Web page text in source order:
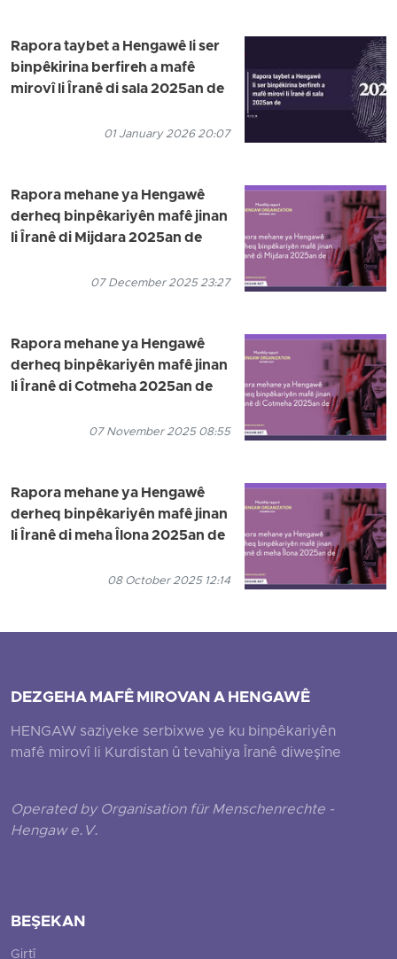
Rapora taybet a Hengawê li ser
binpêkirina berfireh a mafê
mirovî li Îranê di sala 2025an de
01 January 2026 20:07
Rapora mehane ya Hengawê
derheq binpêkariyên mafê jinan
li Îranê di Mijdara 2025an de
07 December 2025 23:27
Rapora mehane ya Hengawê
derheq binpêkariyên mafê jinan
li Îranê di Cotmeha 2025an de
07 November 2025 08:55
Rapora mehane ya Hengawê
derheq binpêkariyên mafê jinan
li Îranê di meha Îlona 2025an de
08 October 2025 12:14
DEZGEHA MAFÊ MIROVAN A HENGAWÊ
HENGAW saziyeke serbixwe ye ku binpêkariyên
mafê mirovî li Kurdistan û tevahiya Îranê diweşîne
Operated by Organisation für Menschenrechte -
Hengaw e.V.
BEŞEKAN
Girtî